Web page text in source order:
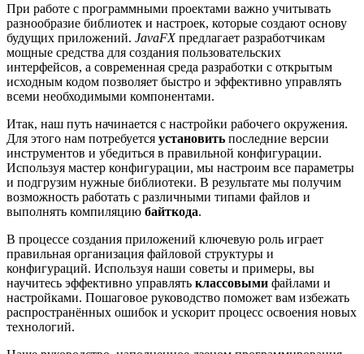
При работе с программными проектами важно учитывать
разнообразие библиотек и настроек, которые создают основу
будущих приложений. JavaFXпредлагает разработчикам
мощные средства для создания пользовательских
интерфейсов, а современная среда разработки с открытым
исходным кодом позволяет быстро и эффективно управлять
всеми необходимыми компонентами.
Итак, наш путь начинается с настройки рабочего окружения.
Для этого нам потребуется установить последние версии
инструментов и убедиться в правильной конфигурации.
Используя мастер конфигурации, мы настроим все параметры
и подгрузим нужные библиотеки. В результате мы получим
возможность работать с различными типами файлов и
выполнять компиляцию байткода.
В процессе создания приложений ключевую роль играет
правильная организация файловой структуры и
конфигураций. Используя наши советы и примеры, вы
научитесь эффективно управлять классовыми файлами и
настройками. Пошаговое руководство поможет вам избежать
распространённых ошибок и ускорит процесс освоения новых
технологий.